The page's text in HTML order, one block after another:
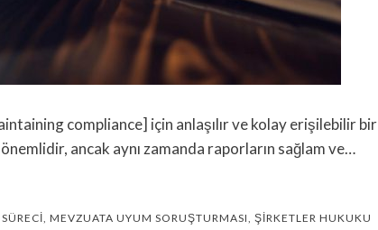
compliance] için anlaşılır ve kolay erişilebilir bir
ancak aynı zamanda raporların sağlam ve…
, MEVZUATA UYUM SORUŞTURMASI, ŞIRKETLER HUKUKU